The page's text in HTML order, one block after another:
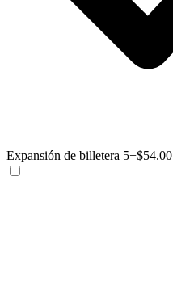
Expansión de billetera 5+$54.00